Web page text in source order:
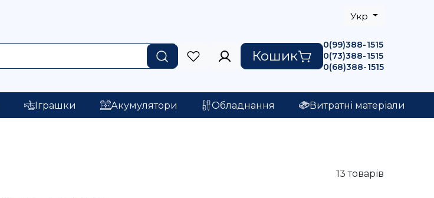
Укр
Кошик
0(99)388-1515
0(73)388-1515
0(68)388-1515
Іграшки Акумулятори Обладнання Витратні матеріали
13 товарів